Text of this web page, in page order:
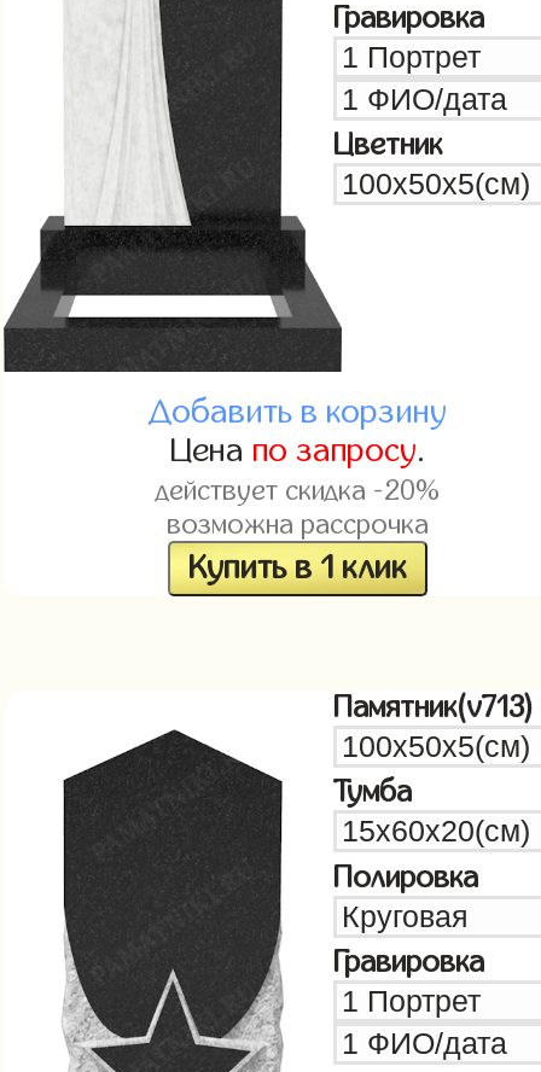
Гравировка
Цветник
Добавить в корзину
Цена по запросу.
действует скидка -20%
возможна рассрочка
Купить в 1 клик
Памятник(v713)
Тумба
Полировка
Гравировка